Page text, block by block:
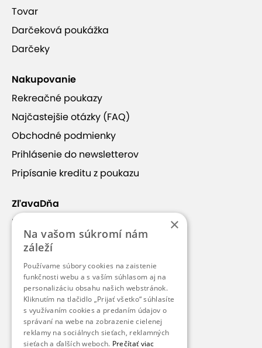
Hotel Gobor***
sauna
detské ihrisko
reštaurácia vlastné parkovanie
baby friendly
bezplatné parkovanie
2 prístelky
Tovar
Darčeková poukážka
Darčeky
Nakupovanie
Rekreačné poukazy
Najčastejšie otázky (FAQ)
Obchodné podmienky
Prihlásenie do newsletterov
Pripísanie kreditu z poukazu
ZľavaDňa
Náš príbeh
Kontakt
Kariéra
Blog
Pre médiá
Pre partnerov
×
Na vašom súkromí nám
záleží
Používame súbory cookies na zaistenie
funkčnosti webu a s vaším súhlasom aj na
personalizáciu obsahu našich webstránok.
Kliknutím na tlačidlo „Prijať všetko“ súhlasíte
s využívaním cookies a predaním údajov o
správaní na webe na zobrazenie cielenej
reklamy na sociálnych sieťach, reklamných
sieťach a ďalších weboch. Prečítať viac